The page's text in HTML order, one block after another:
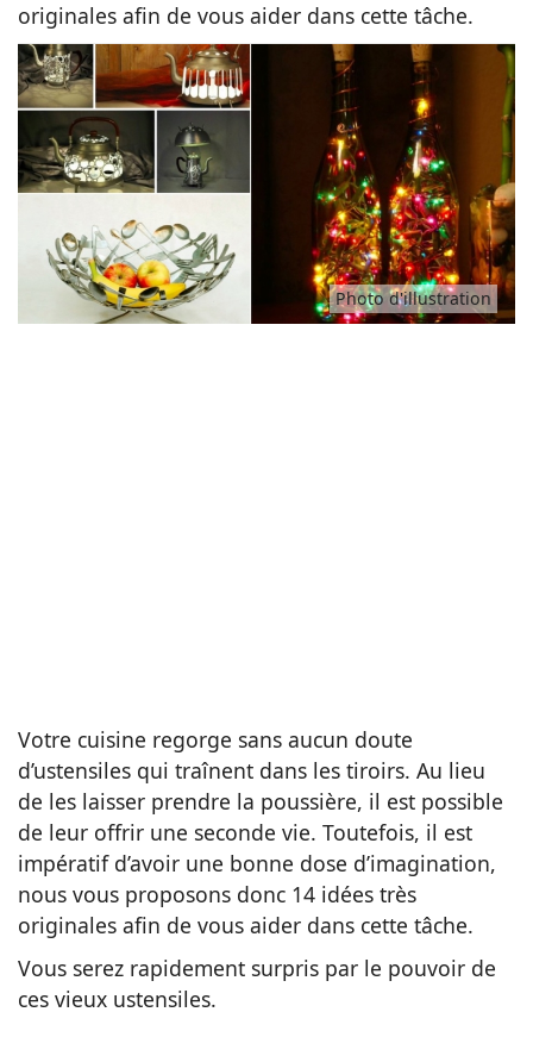
Idées
originales afin de vous aider dans cette tâche.
Photo d'illustration
Votre cuisine regorge sans aucun doute
d’ustensiles qui traînent dans les tiroirs. Au lieu
de les laisser prendre la poussière, il est possible
de leur offrir une seconde vie. Toutefois, il est
impératif d’avoir une bonne dose d’imagination,
nous vous proposons donc 14 idées très
originales afin de vous aider dans cette tâche.
Vous serez rapidement surpris par le pouvoir de
ces vieux ustensiles.